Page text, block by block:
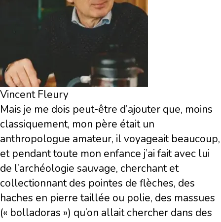
Vincent Fleury
Mais je me dois peut-être d’ajouter que, moins
classiquement, mon père était un
anthropologue amateur, il voyageait beaucoup,
et pendant toute mon enfance j’ai fait avec lui
de l’archéologie sauvage, cherchant et
collectionnant des pointes de flèches, des
haches en pierre taillée ou polie, des massues
(« bolladoras ») qu’on allait chercher dans des